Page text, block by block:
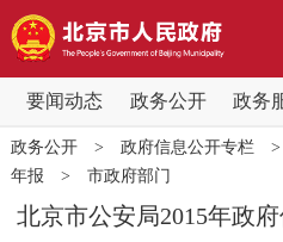
要闻动态 政务公开 政务
要闻动态
党中央精神 国务院
北京要闻 会议
政务公开> 政府信息公开专栏
年报 > 市政府部门
北京市公安局2015年政